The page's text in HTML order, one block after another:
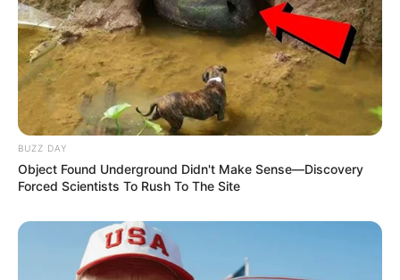
Why Men Dream Of Brazilian Women: 6 Key
Secrets
Buzz Day